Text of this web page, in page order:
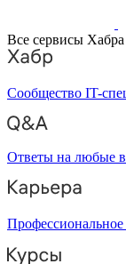
Все сервисы Хабра
Сообщество IT-
Ответы на любые